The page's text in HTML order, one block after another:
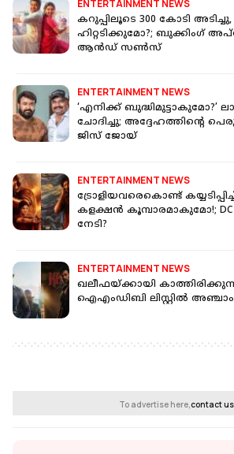
ENTERTAINMENT NEWS
കറുപ്പിലൂടെ 300 കോടി
ഹിറ്റടിക്കുമോ?; ബുക്കിംഗ്
ആൻഡ് സൺസ്
ENTERTAINMENT NEWS
‘എനിക്ക് ബുദ്ധിമുട്ടാകുമോ?’
ചോദിച്ചു; അദ്ദേഹത്തിന്റെ
ജിസ് ജോയ്
ENTERTAINMENT NEWS
ട്രോളിയവരെകൊണ്ട്
കളക്ഷൻ കൂമ്പാരമാകുമോ!; DC
നേടി?
ENTERTAINMENT NEWS
ഖലീഫയ്ക്കായി
ഐഎംഡിബി ലിസ്റ്റിൽ അഞ്ചാം
To advertise here,contact us